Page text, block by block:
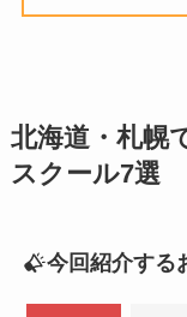
北海道・札幌
スクール7選
今回紹介する